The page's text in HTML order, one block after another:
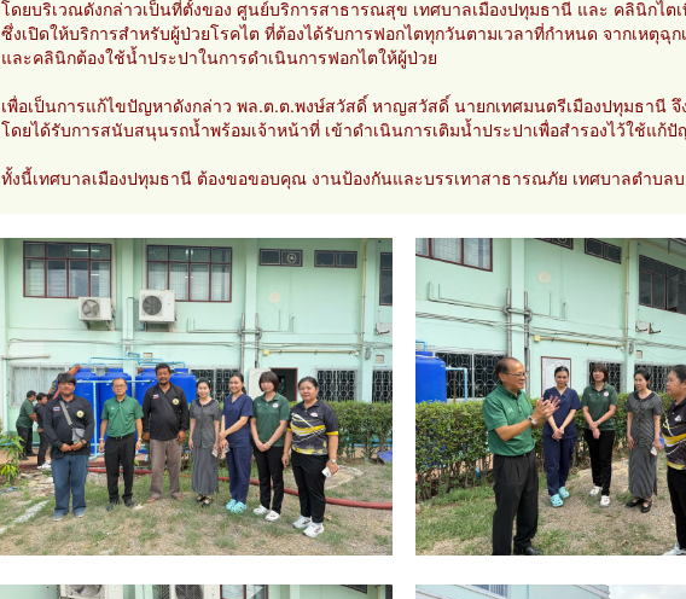
โดยบริเวณดังกล่าวเป็นที่ตั้งของ ศูนย์บริการสาธารณสุข เทศบาลเมืองปทุมธานี และ คลินิกไต
ซึ่งเปิดให้บริการสำหรับผู้ป่วยโรคไต ที่ต้องได้รับการฟอกไตทุกวันตามเวลาที่กำหนด จากเหตุฉุ
และคลินิกต้องใช้น้ำประปาในการดำเนินการฟอกไตให้ผู้ป่วย
เพื่อเป็นการแก้ไขปัญหาดังกล่าว พล.ต.ต.พงษ์สวัสดิ์ หาญสวัสดิ์ นายกเทศมนตรีเมืองปทุมธานี
โดยได้รับการสนับสนุนรถน้ำพร้อมเจ้าหน้าที่ เข้าดำเนินการเติมน้ำประปาเพื่อสำรองไว้ใช้แก้
ทั้งนี้เทศบาลเมืองปทุมธานี ต้องขอขอบคุณ งานป้องกันและบรรเทาสาธารณภัย เทศบาลตำบล